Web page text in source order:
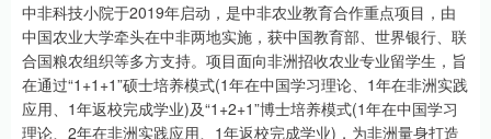
中非科技小院于2019年启动，是中非农业教育合作重点项目，由
中国农业大学牵头在中非两地实施，获中国教育部、世界银行、联
合国粮农组织等多方支持。项目面向非洲招收农业专业留学生，旨
在通过“1+1+1”硕士培养模式(1年在中国学习理论、1年在非洲实践
应用、1年返校完成学业)及“1+2+1”博士培养模式(1年在中国学习
理论、2年在非洲实践应用、1年返校完成学业)，为非洲量身打造